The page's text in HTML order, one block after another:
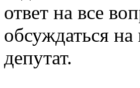
ответ на все
обсуждаться
депутат.